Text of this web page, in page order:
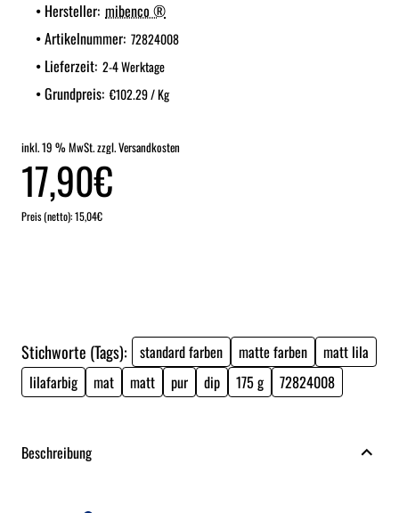
Hersteller: mibenco ®
Artikelnummer: 72824008
Lieferzeit: 2-4 Werktage
Grundpreis: €102.29 / Kg
inkl. 19 % MwSt. zzgl. Versandkosten
17,90€
Preis (netto): 15,04€
Stichworte (Tags): standard farben matte farben
matt lila
lilafarbig
mat matt pur dip 175 g 72824008
Beschreibung